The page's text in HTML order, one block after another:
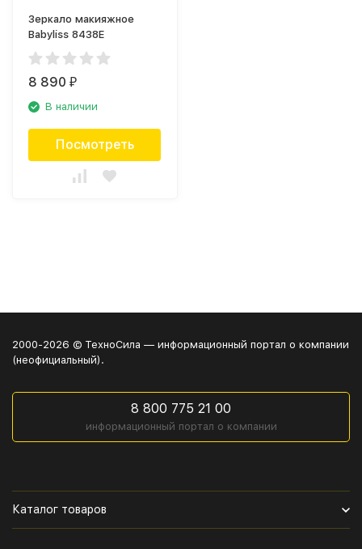
Зеркало макияжное
Babyliss 8438Е
8 890₽
В наличии
Посмотреть
2000-2026 © ТехноСила — информационный портал о компании
(неофициальный).
8 800 775 21 00
информационный портал о компании
Каталог товаров